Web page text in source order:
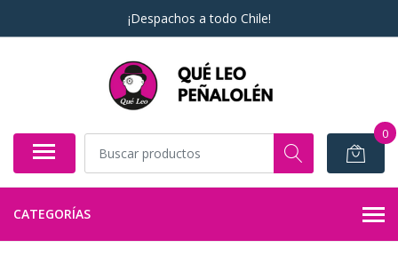
¡Despachos a todo Chile!
0
CATEGORÍAS